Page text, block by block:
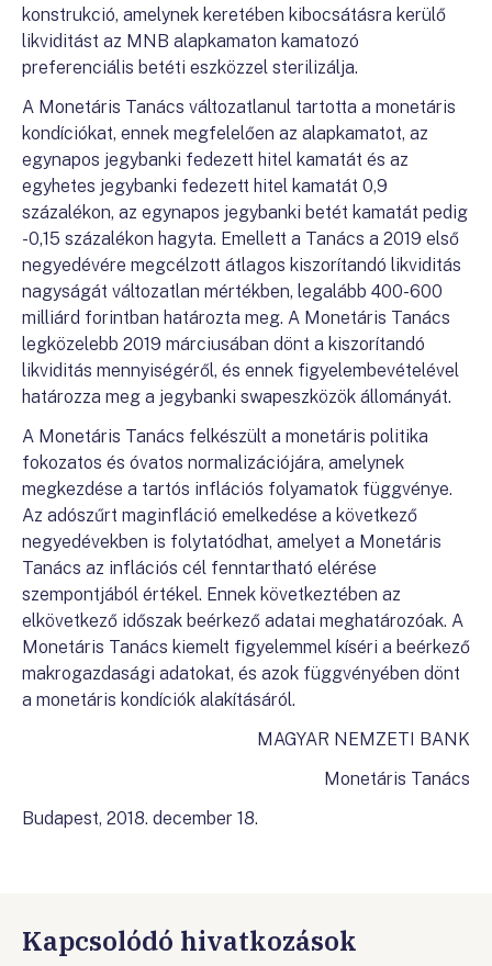
konstrukció, amelynek keretében kibocsátásra kerülő
likviditást az MNB alapkamaton kamatozó
preferenciális betéti eszközzel sterilizálja.
A Monetáris Tanács változatlanul tartotta a monetáris
kondíciókat, ennek megfelelően az alapkamatot, az
egynapos jegybanki fedezett hitel kamatát és az
egyhetes jegybanki fedezett hitel kamatát 0,9
százalékon, az egynapos jegybanki betét kamatát pedig
-0,15 százalékon hagyta. Emellett a Tanács a 2019 első
negyedévére megcélzott átlagos kiszorítandó likviditás
nagyságát változatlan mértékben, legalább 400-600
milliárd forintban határozta meg. A Monetáris Tanács
legközelebb 2019 márciusában dönt a kiszorítandó
likviditás mennyiségéről, és ennek figyelembevételével
határozza meg a jegybanki swapeszközök állományát.
A Monetáris Tanács felkészült a monetáris politika
fokozatos és óvatos normalizációjára, amelynek
megkezdése a tartós inflációs folyamatok függvénye.
Az adószűrt maginfláció emelkedése a következő
negyedévekben is folytatódhat, amelyet a Monetáris
Tanács az inflációs cél fenntartható elérése
szempontjából értékel. Ennek következtében az
elkövetkező időszak beérkező adatai meghatározóak. A
Monetáris Tanács kiemelt figyelemmel kíséri a beérkező
makrogazdasági adatokat, és azok függvényében dönt
a monetáris kondíciók alakításáról.
MAGYAR NEMZETI BANK
Monetáris Tanács
Budapest, 2018. december 18.
Kapcsolódó hivatkozások